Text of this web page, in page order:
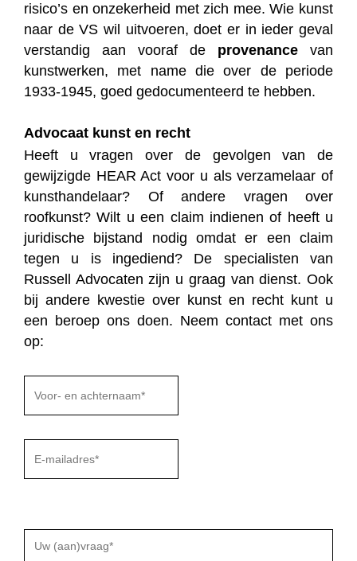
risico’s en onzekerheid met zich mee. Wie kunst
naar de VS wil uitvoeren, doet er in ieder geval
verstandig aan vooraf de provenance van
kunstwerken, met name die over de periode
1933-1945, goed gedocumenteerd te hebben.
Advocaat kunst en recht
Heeft u vragen over de gevolgen van de
gewijzigde HEAR Act voor u als verzamelaar of
kunsthandelaar? Of andere vragen over
roofkunst? Wilt u een claim indienen of heeft u
juridische bijstand nodig omdat er een claim
tegen u is ingediend? De specialisten van
Russell Advocaten zijn u graag van dienst. Ook
bij andere kwestie over kunst en recht kunt u
een beroep ons doen. Neem contact met ons
op:
dit
veld